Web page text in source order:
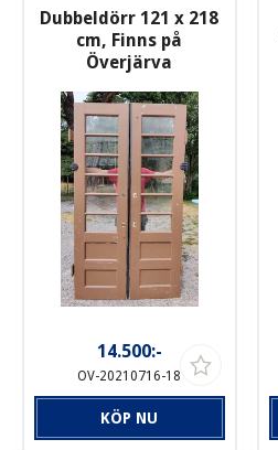
Dubbeldörr 121 x 218
cm, Finns på
Överjärva
14.500:-
OV-20210716-18
KÖP NU